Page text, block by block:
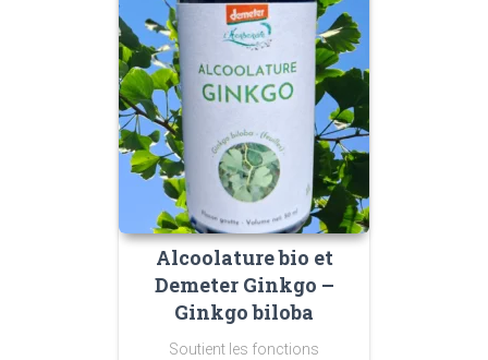
Alcoolature bio et
Demeter Ginkgo –
Ginkgo biloba
Soutient les fonctions